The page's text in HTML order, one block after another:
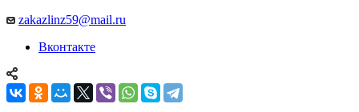
zakazlinz59@mail.ru
Вконтакте